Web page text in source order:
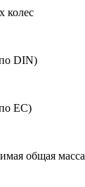
колес
DIN)
EC)
общая масса